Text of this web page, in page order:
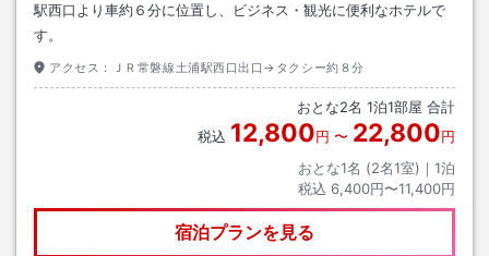
駅西口より車約６分に位置し、ビジネス・観光に便利なホテルで
す。
アクセス： ＪＲ常磐線土浦駅西口出口→タクシー約８分
おとな2名 1泊1部屋 合計
税込 12,800円 〜 22,800円
おとな1名 (2名1室)｜ 1泊
税込 6,400円〜11,400円
宿泊プランを見る